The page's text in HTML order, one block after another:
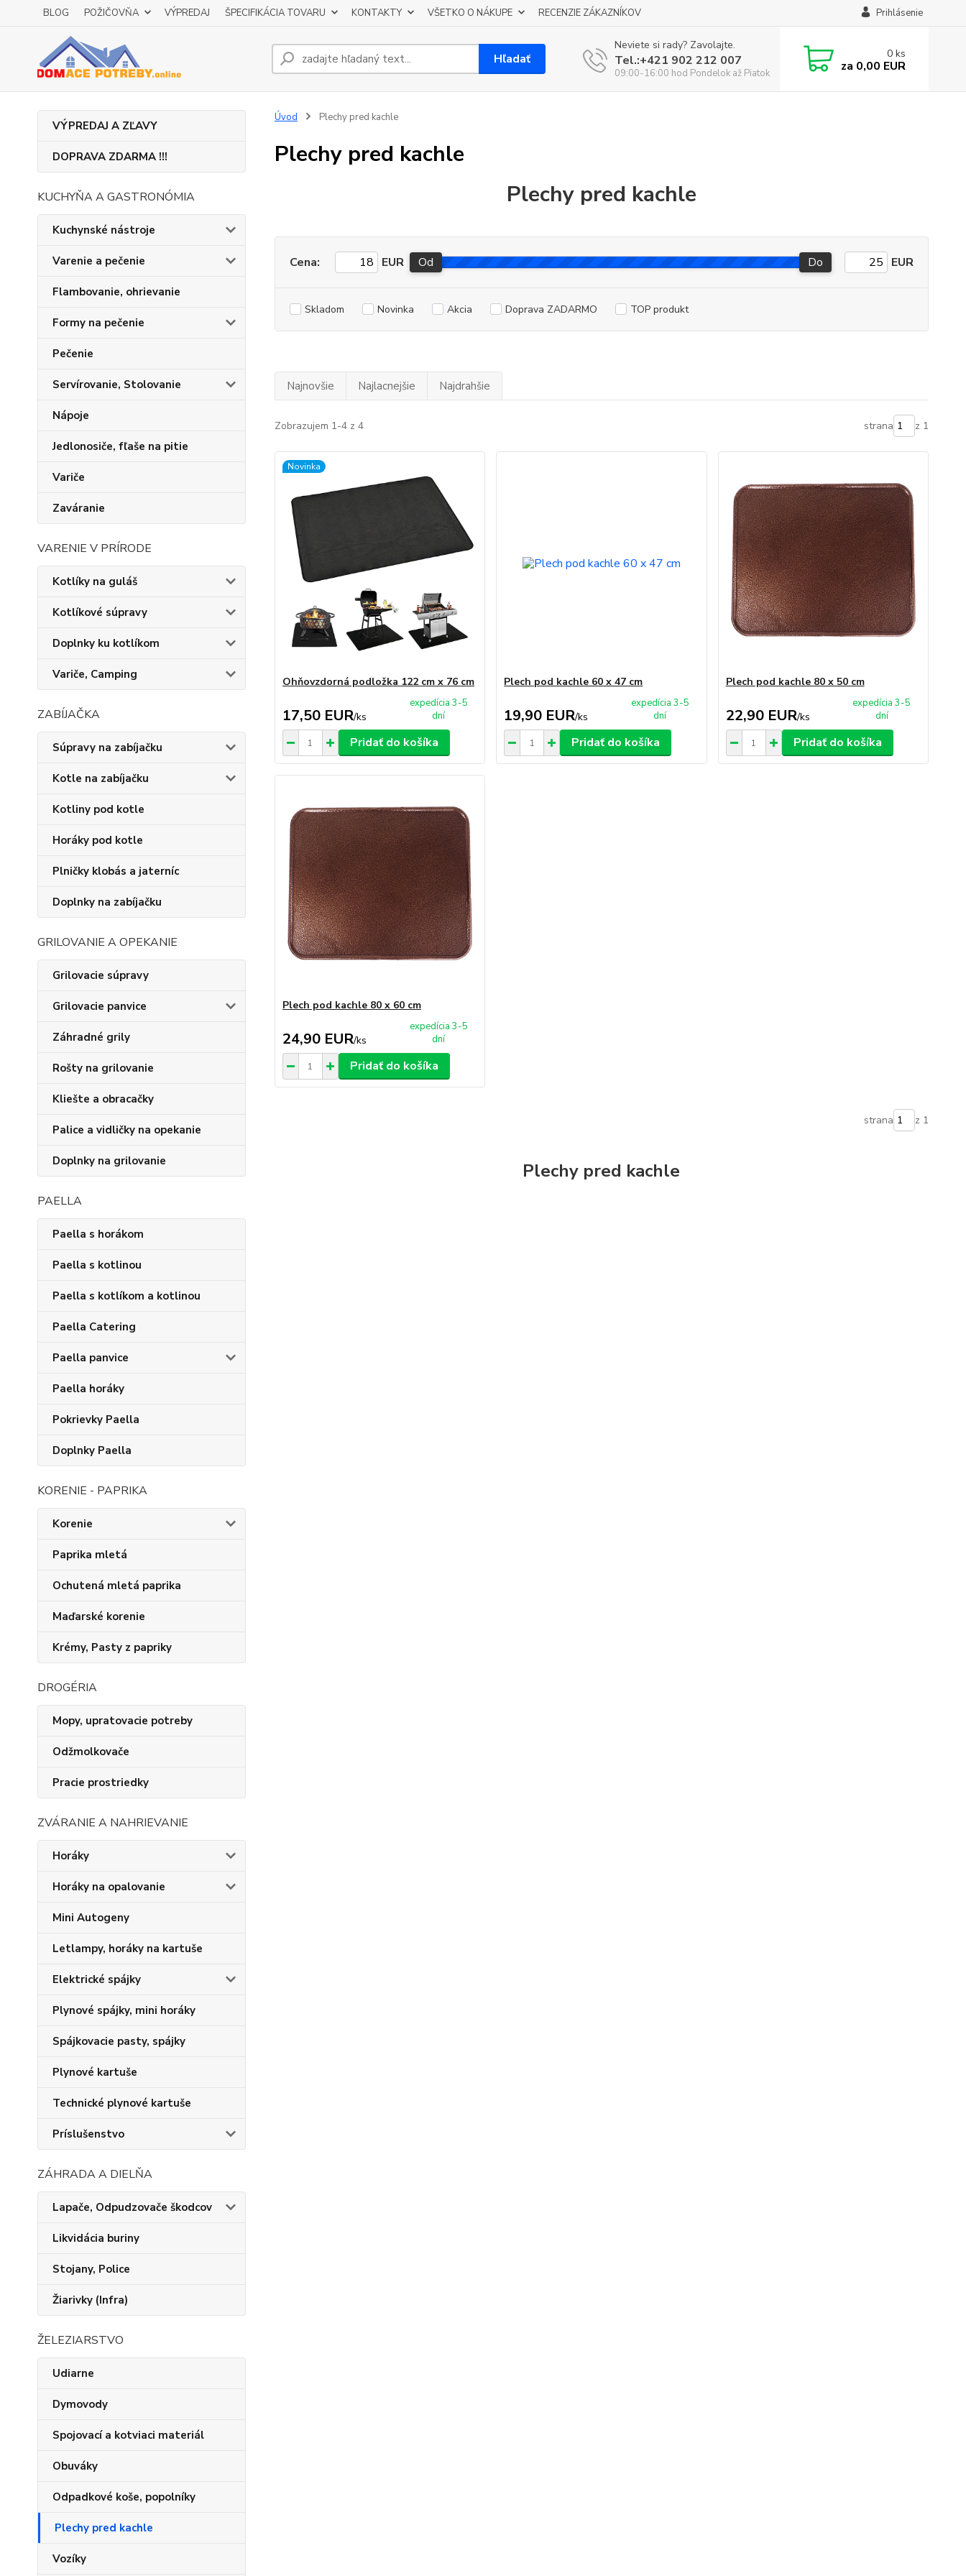
BLOG POŽIČOVŇA VÝPREDAJ ŠPECIFIKÁCIA TOVARU KONTAKTY VŠETKO O NÁKUPE RECENZIE ZÁKAZNÍKOV Prihlásenie
Hľadať
Neviete si rady? Zavolajte.
Tel.:+421 902 212 007
09:00-16:00 hod Pondelok až Piatok
0 ks
za 0,00 EUR
VÝPREDAJ A ZĽAVY
DOPRAVA ZDARMA !!!
KUCHYŇA A GASTRONÓMIA
Kuchynské nástroje
Varenie a pečenie
Flambovanie, ohrievanie
Formy na pečenie
Pečenie
Servírovanie, Stolovanie
Nápoje
Jedlonosiče, fľaše na pitie
Variče
Zaváranie
VARENIE V PRÍRODE
Kotlíky na guláš
Kotlíkové súpravy
Doplnky ku kotlíkom
Variče, Camping
ZABÍJAČKA
Súpravy na zabíjačku
Kotle na zabíjačku
Kotliny pod kotle
Horáky pod kotle
Plničky klobás a jaterníc
Doplnky na zabíjačku
GRILOVANIE A OPEKANIE
Grilovacie súpravy
Grilovacie panvice
Záhradné grily
Rošty na grilovanie
Kliešte a obracačky
Palice a vidličky na opekanie
Doplnky na grilovanie
PAELLA
Paella s horákom
Paella s kotlinou
Paella s kotlíkom a kotlinou
Paella Catering
Paella panvice
Paella horáky
Pokrievky Paella
Doplnky Paella
KORENIE - PAPRIKA
Korenie
Paprika mletá
Ochutená mletá paprika
Maďarské korenie
Krémy, Pasty z papriky
DROGÉRIA
Mopy, upratovacie potreby
Odžmolkovače
Pracie prostriedky
ZVÁRANIE A NAHRIEVANIE
Horáky
Horáky na opalovanie
Mini Autogeny
Letlampy, horáky na kartuše
Elektrické spájky
Plynové spájky, mini horáky
Spájkovacie pasty, spájky
Plynové kartuše
Technické plynové kartuše
Príslušenstvo
ZÁHRADA A DIELŇA
Lapače, Odpudzovače škodcov
Likvidácia buriny
Stojany, Police
Žiarivky (Infra)
ŽELEZIARSTVO
Udiarne
Dymovody
Spojovací a kotviaci materiál
Obuváky
Odpadkové koše, popolníky
Plechy pred kachle
Vozíky
Úvod Plechy pred kachle
Plechy pred kachle
Plechy pred kachle
Cena: EUR Od Do EUR
Skladom Novinka Akcia Doprava ZADARMO TOP produkt
Najnovšie Najlacnejšie Najdrahšie
Zobrazujem 1-4 z 4 strana z 1
Novinka
Ohňovzdorná podložka 122 cm x 76 cm
17,50 EUR/ks
expedícia 3-5
dní
Pridať do košíka
Plech pod kachle 60 x 47 cm
19,90 EUR/ks
expedícia 3-5
dní
Pridať do košíka
Plech pod kachle 80 x 50 cm
22,90 EUR/ks
expedícia 3-5
dní
Pridať do košíka
Plech pod kachle 80 x 60 cm
24,90 EUR/ks
expedícia 3-5
dní
Pridať do košíka
strana z 1
Plechy pred kachle